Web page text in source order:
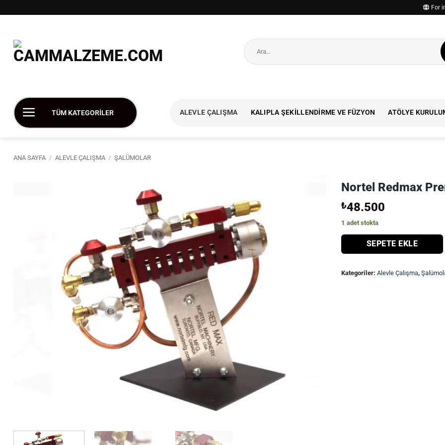
atla
For
Ara:
TÜM KATEGORİLER ALEVLE ÇALIŞMA KALIPLA ŞEKILLENDIRME VE FÜZYON ATÖLYE
ANA SAYFA / ALEVLE ÇALIŞMA / ŞALÜMOLAR
Nortel Redmax
₺48.500
1 adet stokta
SEPETE EKLE
Kategoriler: Alevle Çalışma,